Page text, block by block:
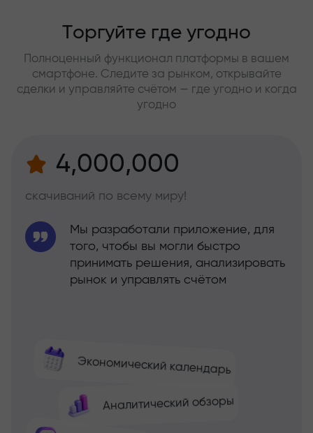
Торгуйте где угодно
Полноценный функционал платформы в вашем
смартфоне. Следите за рынком, открывайте
сделки и управляйте счётом — где угодно и когда
угодно
4,000,000
скачиваний по всему миру!
Экономический календарь
Аналитический обзоры
Мы разработали приложение, для
того, чтобы вы могли быстро
принимать решения, анализировать
рынок и управлять счётом